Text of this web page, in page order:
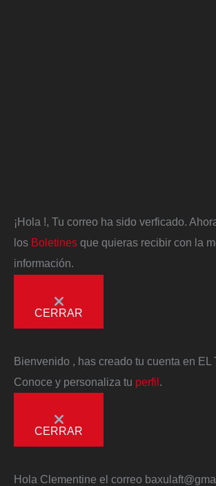
¡Hola !, Tu correo ha sido verficado.
los Boletines que quieras recibir con la
información.
CERRAR
Bienvenido
, has creado tu cuenta en EL
Conoce y personaliza tu perfil
CERRAR
Hola Clementine el correo